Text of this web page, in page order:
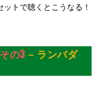
ットで聴くとこうなる！
の3 – ランバダ